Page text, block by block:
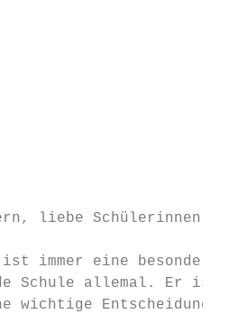
liebe Schülerinnen
immer eine besonders
Schule allemal. Er ist
wichtige Entscheidung